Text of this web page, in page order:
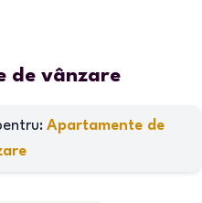
de vânzare
Apartamente de